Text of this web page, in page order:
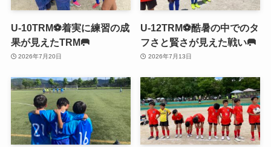
U-10TRM⚽️着実に練習の成
果が見えたTRM🥅
2026年7月20日
U-12TRM⚽️酷暑の中でのタ
フさと賢さが見えた戦い🥅
2026年7月13日